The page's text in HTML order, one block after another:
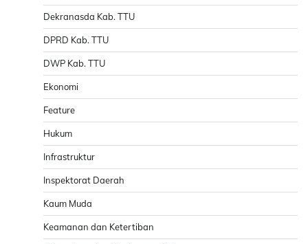
Dekranasda Kab. TTU
DPRD Kab. TTU
DWP Kab. TTU
Ekonomi
Feature
Hukum
Infrastruktur
Inspektorat Daerah
Kaum Muda
Keamanan dan Ketertiban